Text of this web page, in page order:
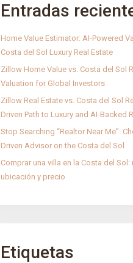
Entradas
Home Value Estimator: AI-Powered
Costa del Sol Luxury Real Estate
Zillow Home Value vs. Costa del Sol
Valuation for Global Investors
Zillow Real Estate vs. Costa del Sol
Driven Path to Luxury and AI-Backed
Stop Searching “Realtor Near Me”:
Driven Advisor on the Costa del Sol
Comprar una villa en la Costa del Sol:
ubicación y precio
Etiquetas